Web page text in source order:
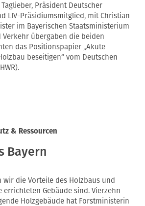
Präsident Deutscher
LIV-Präsidiumsmitglied, mit Christian
im Bayerischen Staatsministerium
Verkehr übergaben die beiden
das Positionspapier „Akute
beseitigen“ vom Deutschen
& Ressourcen
Bayern
wir die Vorteile des Holzbaus und
errichteten Gebäude sind. Vierzehn
Holzgebäude hat Forstministerin